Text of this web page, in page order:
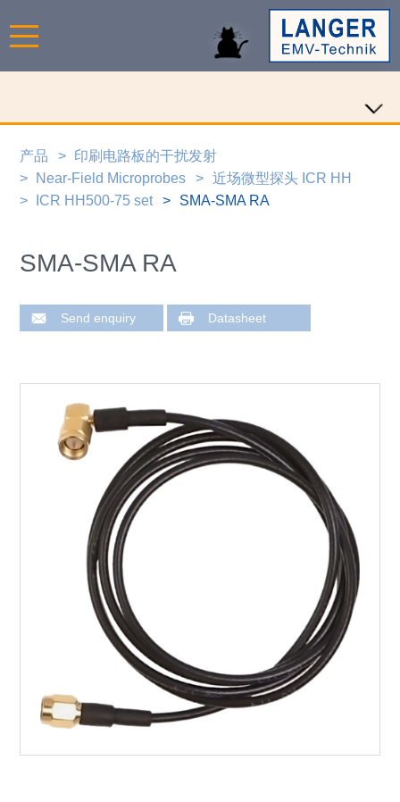
产品
印刷电路板的干扰发射
Near-Field Microprobes
近场微型探头 ICR HH
ICR HH500-75 set
SMA-SMA RA
SMA-SMA RA
Send enquiry Datasheet